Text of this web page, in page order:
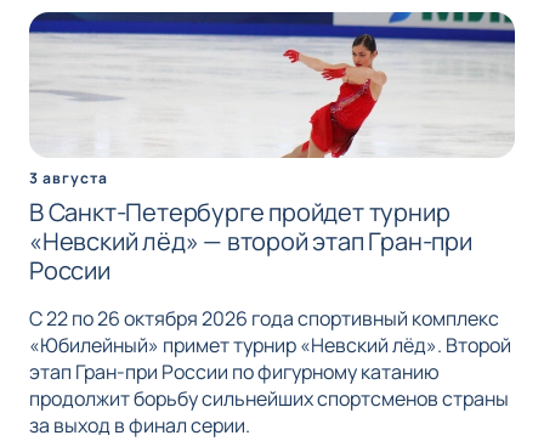
3 августа
В Санкт-Петербурге пройдет турнир
«Невский лёд» — второй этап Гран-при
России
С 22 по 26 октября 2026 года спортивный комплекс
«Юбилейный» примет турнир «Невский лёд». Второй
этап Гран-при России по фигурному катанию
продолжит борьбу сильнейших спортсменов страны
за выход в финал серии.